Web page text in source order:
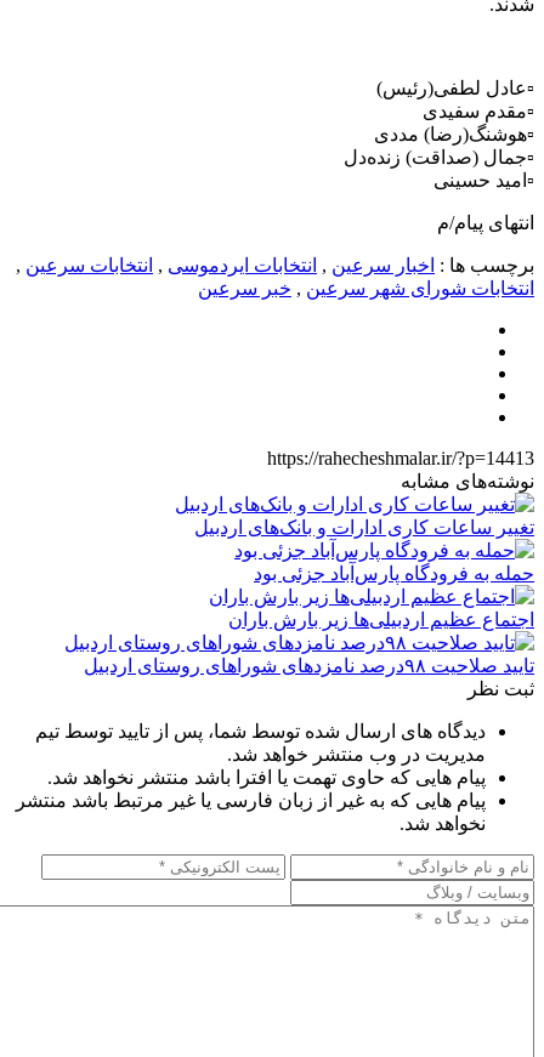
شدند.
▫️عادل لطفی(رئیس)
▫️مقدم سفیدی
▫️هوشنگ(رضا) مددی
▫️جمال (صداقت) زنده‌دل
▫️امید حسینی
انتهای پیام/م
برچسب ها : اخبار سرعین , انتخابات ایردموسی , انتخابات سرعین ,
انتخابات شورای شهر سرعین , خبر سرعین
https://rahecheshmalar.ir/?p=14413
نوشته‌های مشابه
تغییر ساعات کاری ادارات و بانک‌های اردبیل
حمله به فرودگاه پارس‌‌آباد جزئی بود
اجتماع عظیم اردبیلی‌ها زیر بارش باران
تایید صلاحیت ۹۸درصد نامزدهای شوراهای روستای اردبیل
ثبت نظر
دیدگاه های ارسال شده توسط شما، پس از تایید توسط تیم
مدیریت در وب منتشر خواهد شد.
پیام هایی که حاوی تهمت یا افترا باشد منتشر نخواهد شد.
پیام هایی که به غیر از زبان فارسی یا غیر مرتبط باشد منتشر
نخواهد شد.